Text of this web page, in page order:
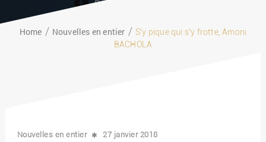
Home Nouvelles en entier
S’y pique qui s’y frotte, Amoni
BACHOLA
Nouvelles en entier 27 janvier 2018